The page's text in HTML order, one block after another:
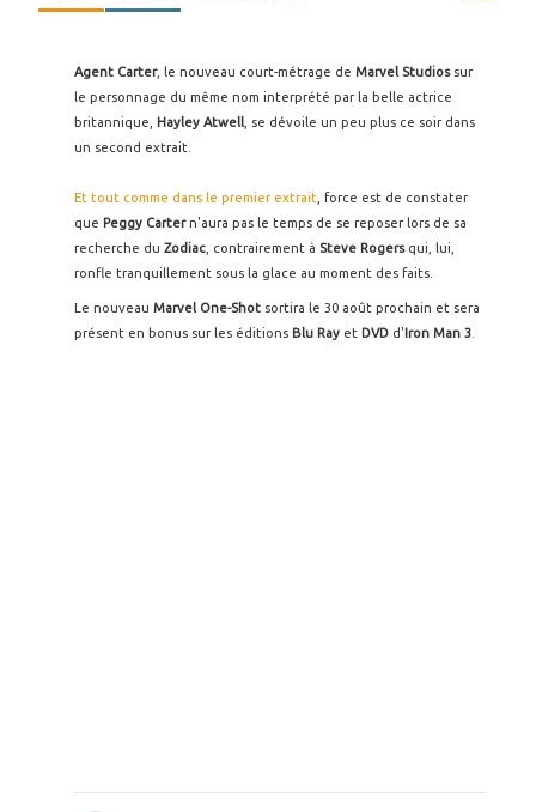
Agent Carter, le nouveau court-métrage de Marvel Studiossur
le personnage du même nom interprété par la belle actrice
britannique,
Hayley Atwell , se dévoile un peu plus ce soir dans
un second extrait.
Et tout comme dans le premier extrait , force est de constater
que Peggy Cartern'aura pas le temps de se reposer lors de sa
recherche du Zodiac , contrairement à Steve Rogers qui, lui,
ronfle tranquillement sous la glace au moment des faits.
Le nouveau Marvel One-Shot sortira le 30 août prochain et sera
présent en bonus sur les éditions Blu Ray et DVD d'Iron Man 3